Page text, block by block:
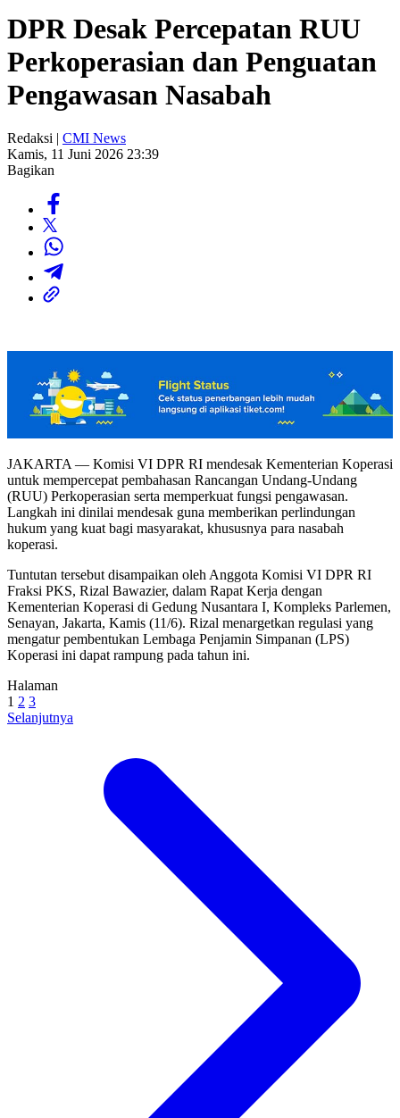
DPR Desak Percepatan RUU
Perkoperasian dan Penguatan
Pengawasan Nasabah
Redaksi | CMI News
Kamis, 11 Juni 2026 23:39
Bagikan
JAKARTA — Komisi VI DPR RI mendesak Kementerian Koperasi
untuk mempercepat pembahasan Rancangan Undang-Undang
(RUU) Perkoperasian serta memperkuat fungsi pengawasan.
Langkah ini dinilai mendesak guna memberikan perlindungan
hukum yang kuat bagi masyarakat, khususnya para nasabah
koperasi.
Tuntutan tersebut disampaikan oleh Anggota Komisi VI DPR RI
Fraksi PKS, Rizal Bawazier, dalam Rapat Kerja dengan
Kementerian Koperasi di Gedung Nusantara I, Kompleks Parlemen,
Senayan, Jakarta, Kamis (11/6). Rizal menargetkan regulasi yang
mengatur pembentukan Lembaga Penjamin Simpanan (LPS)
Koperasi ini dapat rampung pada tahun ini.
Halaman
1 2 3
Selanjutnya